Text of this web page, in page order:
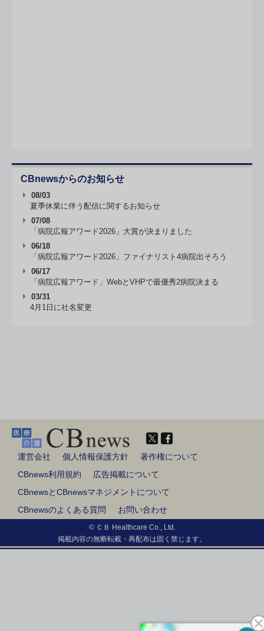
CBnewsからのお知らせ
08/03
夏季休業に伴う配信に関するお知らせ
07/08
「病院広報アワード2026」大賞が決まりました
06/18
「病院広報アワード2026」ファイナリスト4病院出そろう
06/17
「病院広報アワード」WebとVHPで最優秀2病院決まる
03/31
4月1日に社名変更
運営会社 個人情報保護方針
著作権について
CBnews利用規約
広告掲載について
CBnewsとCBnewsマネジメントについて
CBnewsのよくある質問
お問い合わせ
© ＣＢ Healthcare Co., Ltd.
掲載内容の無断転載・再配布は固く禁じます。